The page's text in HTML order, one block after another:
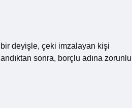
bir deyişle, çeki imzalayan kişi
sonra, borçlu adına zorunlu